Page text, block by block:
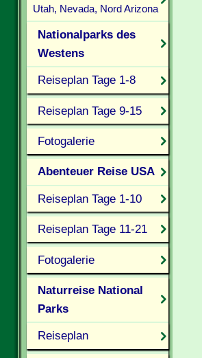
Utah, Nevada, Nord Arizona
Nationalparks des
Westens
Reiseplan Tage 1-8
Reiseplan Tage 9-15
Fotogalerie
Abenteuer Reise USA
Reiseplan Tage 1-10
Reiseplan Tage 11-21
Fotogalerie
Naturreise National
Parks
Reiseplan